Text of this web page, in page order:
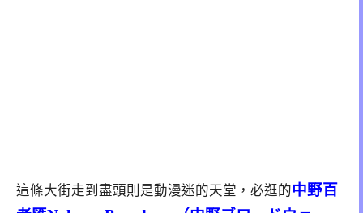
這條大街走到盡頭則是動漫迷的天堂，必逛的中野百